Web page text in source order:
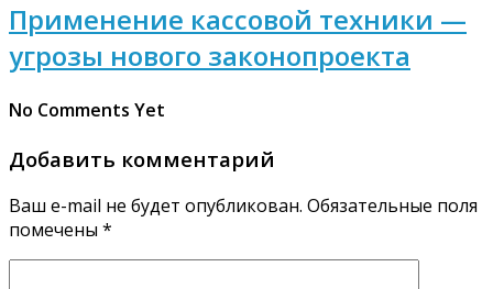
Применение кассовой техники —
угрозы нового законопроекта
No Comments Yet
Добавить комментарий
Ваш e-mail не будет опубликован. Обязательные поля
помечены *